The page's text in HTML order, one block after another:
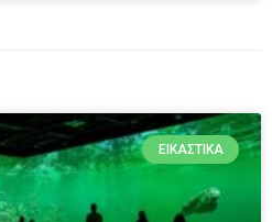
ΕΙΚΑΣΤΙΚΆ